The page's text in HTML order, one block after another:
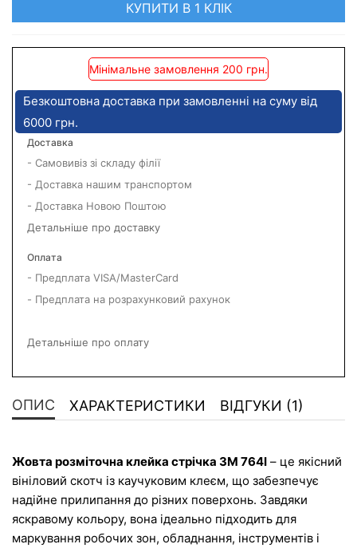
КУПИТИ В 1 КЛІК
Мінімальне замовлення 200 грн.
Безкоштовна доставка при замовленні на суму від
6000 грн.
Доставка
- Самовивіз зі складу філії
- Доставка нашим транспортом
- Доставка Новою Поштою
Детальніше про доставку
Оплата
- Предплата VISA/MasterCard
- Предплата на розрахунковий рахунок
Детальніше про оплату
ОПИС ХАРАКТЕРИСТИКИ ВІДГУКИ (1)
Жовта розміточна клейка стрічка 3M 764I – це якісний
вініловий скотч із каучуковим клеєм, що забезпечує
надійне прилипання до різних поверхонь. Завдяки
яскравому кольору, вона ідеально підходить для
маркування робочих зон, обладнання, інструментів і